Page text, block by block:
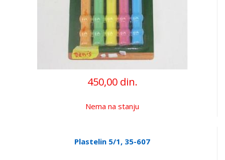
450,00 din.
Nema na stanju
Plastelin 5/1, 35-607